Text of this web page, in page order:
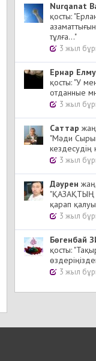
Nurqanat
қосты:
тұлға..."
3 жыл
Ернар
қосты: "У
отданные
3 жыл
Cаттар
"Мәди
кездесудің
3 жыл
Дәурен
"ҚАЗАҚТЫҢ
қарап
3 жыл
Бөгенбай
қосты:
3 жыл